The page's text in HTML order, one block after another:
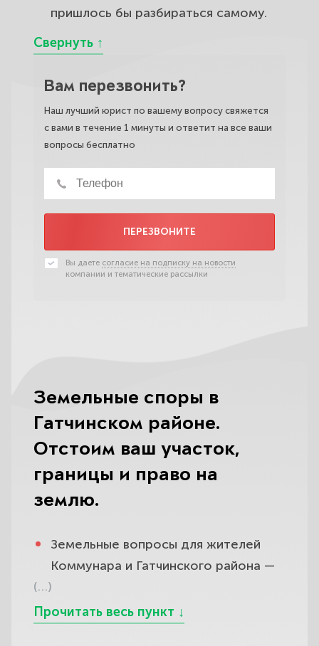
пришлось бы разбираться самому.
Вам перезвонить?
Наш лучший юрист по вашему вопросу свяжется
с вами в течение 1 минуты и ответит на все ваши
вопросы бесплатно
ПЕРЕЗВОНИТЕ
Вы даете согласие на подписку на новости
компании и тематические рассылки
Земельные споры в
Гатчинском районе.
Отстоим ваш участок,
границы и право на
землю.
Земельные вопросы для жителей
Коммунара и Гатчинского района —
едва ли не самые частые и самые
болезненные: тут и наложение
(…)